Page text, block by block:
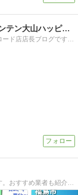
ブランド高価買取!! ゴールドフォンテン大山ハッピーロード店
水のトラブルについて記事を書いています。おすすめ業者も紹介していますので、ご参考までにどうぞ。